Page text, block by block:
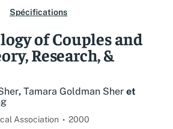
of Couples and
Research, &
,